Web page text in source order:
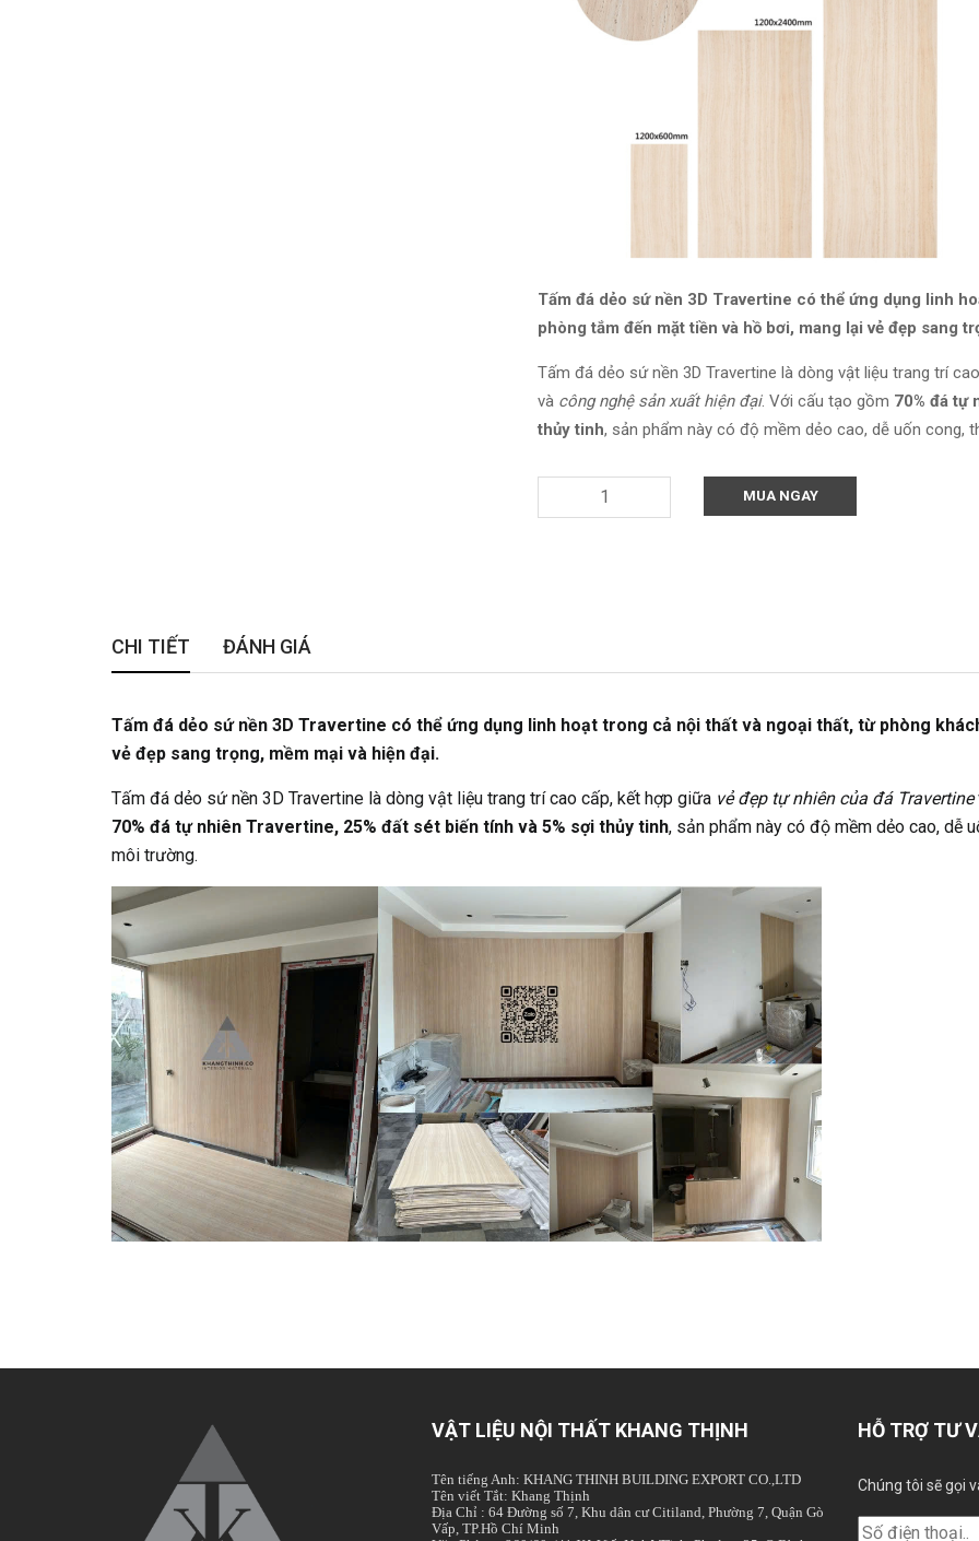
Tấm đá dẻo sứ nền 3D Travertine có thể ứng dụng linh
phòng tắm đến mặt tiền và hồ bơi, mang lại vẻ đẹp sang
Tấm đá dẻo sứ nền 3D Travertine là dòng vật liệu trang trí
và công nghệ sản xuất hiện đại. Với cấu tạo gồm 70% đá tự
thủy tinh, sản phẩm này có độ mềm dẻo cao, dễ uốn cong,
MUA NGAY
CHI TIẾT ĐÁNH GIÁ
Tấm đá dẻo sứ nền 3D Travertine có thể ứng dụng linh hoạt trong cả nội thất và ngoại thất, từ phòng
vẻ đẹp sang trọng, mềm mại và hiện đại.
Tấm đá dẻo sứ nền 3D Travertine là dòng vật liệu trang trí cao cấp, kết hợp giữa vẻ đẹp tự nhiên của đá Travertine
70% đá tự nhiên Travertine, 25% đất sét biến tính và 5% sợi thủy tinh, sản phẩm này có độ mềm dẻo cao, dễ
môi trường.
VẬT LIỆU NỘI THẤT KHANG THỊNH
Tên tiếng Anh: KHANG THINH BUILDING EXPORT CO.,LTD
Tên viết Tắt: Khang Thịnh
Địa Chỉ : 64 Đường số 7, Khu dân cư Citiland, Phường 7, Quận Gò
Vấp, TP.Hồ Chí Minh
HỖ TRỢ TƯ
Chúng tôi sẽ gọi